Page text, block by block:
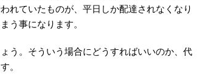
れていたものが、平日しか配達されなくなり
う事になります。
う。そういう場合にどうすればいいのか、代
。